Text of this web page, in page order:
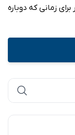
زمانی که دوباره